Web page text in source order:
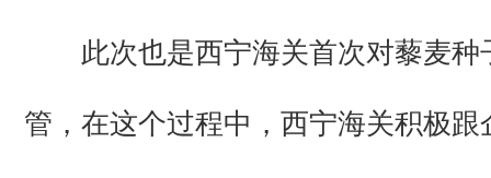
此次也是西宁海关首次对藜麦种
管，在这个过程中，西宁海关积极跟